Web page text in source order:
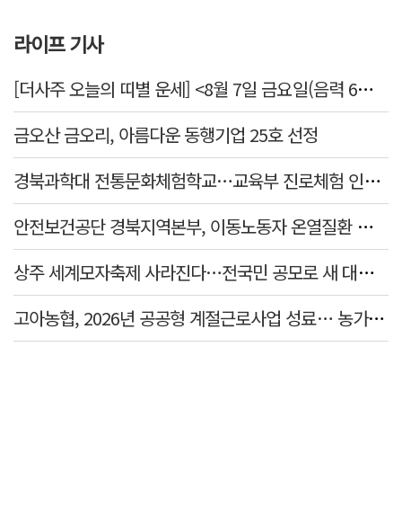
라이프 기사
[더사주 오늘의 띠별 운세] <8월 7일 금요일(음력 6월25일)>
금오산 금오리, 아름다운 동행기업 25호 선정
경북과학대 전통문화체험학교…교육부 진로체험 인증기관 선정
안전보건공단 경북지역본부, 이동노동자 온열질환 예방 캠페인
상주 세계모자축제 사라진다…전국민 공모로 새 대표축제 발굴 나서
고아농협, 2026년 공공형 계절근로사업 성료… 농가 일손 부족 해소 '효자'